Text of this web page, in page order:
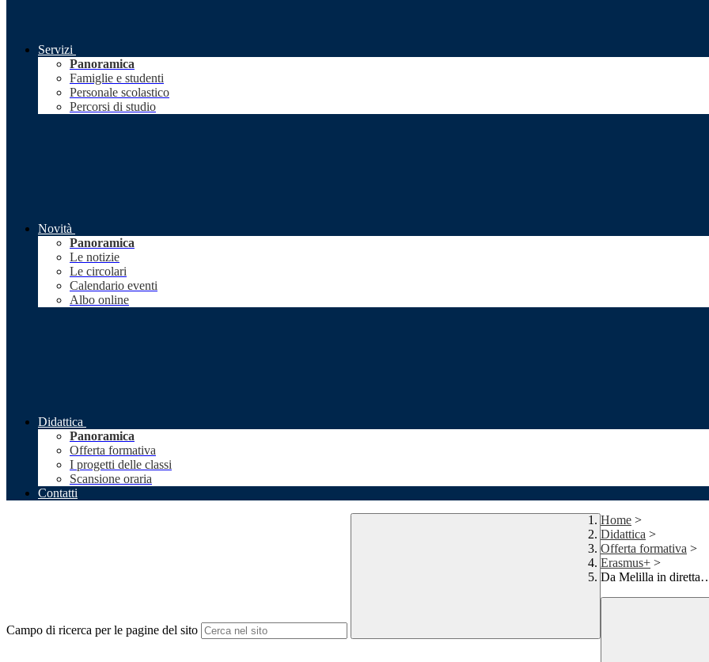
Servizi
Panoramica
Famiglie e studenti
Personale scolastico
Percorsi di studio
Novità
Panoramica
Le notizie
Le circolari
Calendario eventi
Albo online
Didattica
Panoramica
Offerta formativa
I progetti delle classi
Scansione oraria
Contatti
Campo di ricerca per le pagine del sito
Home >
Didattica >
Offerta formativa >
Erasmus+ >
Da Melilla in